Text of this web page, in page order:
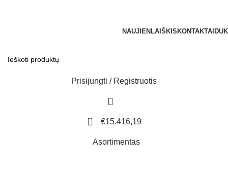
NAUJIENLAIŠKIS KONTAKTAI DUK
Prisijungti / Registruotis
1612 €15.416,19
Asortimentas